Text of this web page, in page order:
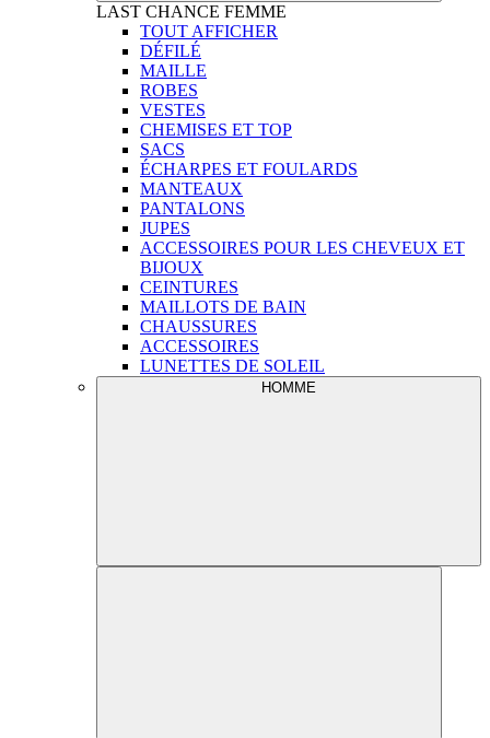
LAST CHANCE FEMME
TOUT AFFICHER
DÉFILÉ
MAILLE
ROBES
VESTES
CHEMISES ET TOP
SACS
ÉCHARPES ET FOULARDS
MANTEAUX
PANTALONS
JUPES
ACCESSOIRES POUR LES CHEVEUX ET
BIJOUX
CEINTURES
MAILLOTS DE BAIN
CHAUSSURES
ACCESSOIRES
LUNETTES DE SOLEIL
HOMME